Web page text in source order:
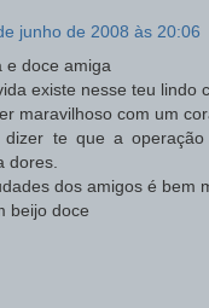
junho de 2008 às 20:06
e doce amiga
existe nesse teu lindo
maravilhoso com um
dizer te que a
dores.
dos amigos é bem
beijo doce